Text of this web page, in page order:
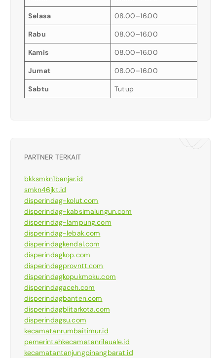
Selasa 08.00–16.00
Rabu 08.00–16.00
Kamis 08.00–16.00
Jumat 08.00–16.00
Sabtu Tutup
PARTNER TERKAIT
bkksmkn1banjar.id
smkn46jkt.id
disperindag-kolut.com
disperindag-kabsimalungun.com
disperindag-lampung.com
disperindag-lebak.com
disperindagkendal.com
disperindagkop.com
disperindagprovntt.com
disperindagkopukmoku.com
disperindagaceh.com
disperindagbanten.com
disperindagblitarkota.com
disperindagsu.com
kecamatanrumbaitimur.id
pemerintahkecamatanrilauale.id
kecamatantanjungpinangbarat.id